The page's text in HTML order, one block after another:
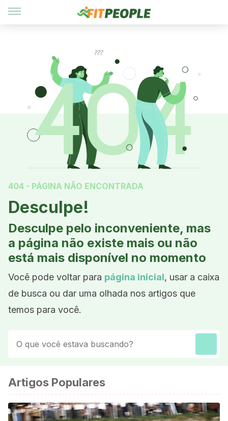
404 - PÁGINA NÃO ENCONTRADA
Desculpe!
Desculpe pelo inconveniente, mas
a página não existe mais ou não
está mais disponível no momento
Você pode voltar para página inicial, usar a caixa
de busca ou dar uma olhada nos artigos que
temos para você.
Artigos Populares